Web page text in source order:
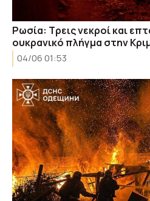
Ρωσία: Τρεις νεκροί και
ουκρανικό πλήγμα στην
04/06 01:53